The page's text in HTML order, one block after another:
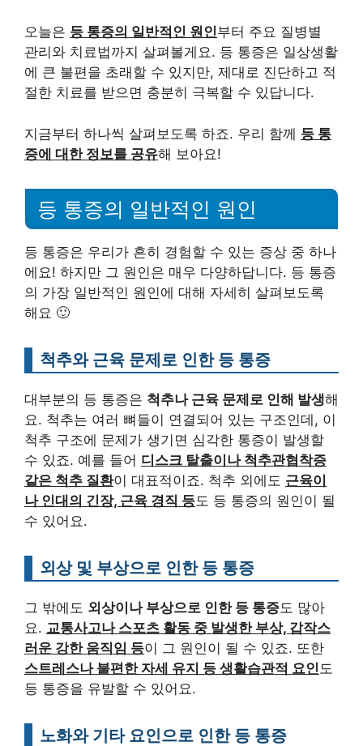
오늘은 등 통증의 일반적인 원인부터 주요 질병별
관리와 치료법까지 살펴볼게요. 등 통증은 일상생활
에 큰 불편을 초래할 수 있지만, 제대로 진단하고 적
절한 치료를 받으면 충분히 극복할 수 있답니다.
지금부터 하나씩 살펴보도록 하죠. 우리 함께 등 통
증에 대한 정보를 공유해 보아요!
등 통증의 일반적인 원인
등 통증은 우리가 흔히 경험할 수 있는 증상 중 하나
에요! 하지만 그 원인은 매우 다양하답니다. 등 통증
의 가장 일반적인 원인에 대해 자세히 살펴보도록
해요 🙂
척추와 근육 문제로 인한 등 통증
대부분의 등 통증은 척추나 근육 문제로 인해 발생해
요. 척추는 여러 뼈들이 연결되어 있는 구조인데, 이
척추 구조에 문제가 생기면 심각한 통증이 발생할
수 있죠. 예를 들어 디스크 탈출이나 척추관협착증
같은 척추 질환이 대표적이죠. 척추 외에도 근육이
나 인대의 긴장, 근육 경직 등도 등 통증의 원인이 될
수 있어요.
외상 및 부상으로 인한 등 통증
그 밖에도 외상이나 부상으로 인한 등 통증도 많아
요. 교통사고나 스포츠 활동 중 발생한 부상, 갑작스
러운 강한 움직임 등이 그 원인이 될 수 있죠. 또한
스트레스나 불편한 자세 유지 등 생활습관적 요인 도
등 통증을 유발할 수 있어요.
노화와 기타 요인으로 인한 등 통증